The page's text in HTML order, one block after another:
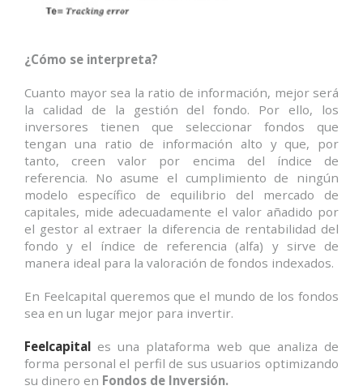
¿Cómo se interpreta?
Cuanto mayor sea la ratio de información, mejor será
la calidad de la gestión del fondo. Por ello, los
inversores tienen que seleccionar fondos que
tengan una ratio de información alto y que, por
tanto, creen valor por encima del índice de
referencia. No asume el cumplimiento de ningún
modelo específico de equilibrio del mercado de
capitales, mide adecuadamente el valor añadido por
el gestor al extraer la diferencia de rentabilidad del
fondo y el índice de referencia (alfa) y sirve de
manera ideal para la valoración de fondos indexados.
En Feelcapital queremos que el mundo de los fondos
sea en un lugar mejor para invertir.
Feelcapital es una plataforma web que analiza de
forma personal el perfil de sus usuarios optimizando
su dinero en Fondos de Inversión.